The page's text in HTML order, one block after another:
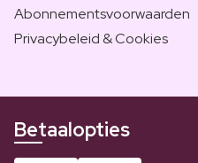
Abonnementsvoorwaarden
Privacybeleid & Cookies
Betaalopties